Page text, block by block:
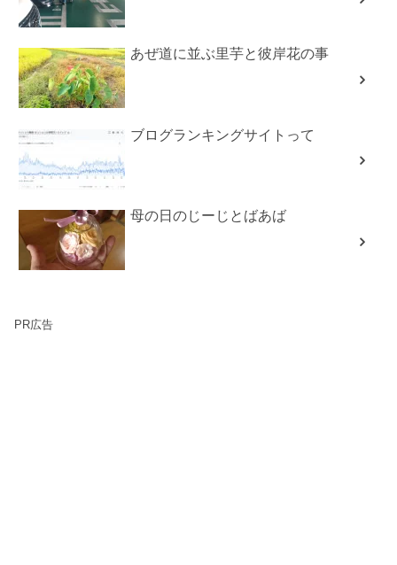
あぜ道に並ぶ里芋と彼岸花の事
ブログランキングサイトって
母の日のじーじとばあば
PR広告